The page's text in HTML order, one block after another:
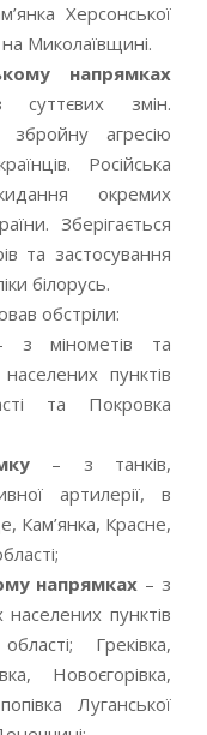
Херсонської
на Миколаївщині.
напрямках
суттєвих змін.
збройну агресію
Російська
окремих
Зберігається
та застосування
білорусь.
обстріли:
з мінометів та
пунктів
та Покровка
– з танків,
артилерії, в
Кам’янка, Красне,
напрямках – з
населених пунктів
Греківка,
Новоєгорівка,
Луганської